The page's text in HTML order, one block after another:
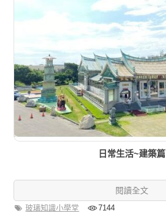
日常生活~建築篇
閱讀全文
玻璃知識小學堂 7144